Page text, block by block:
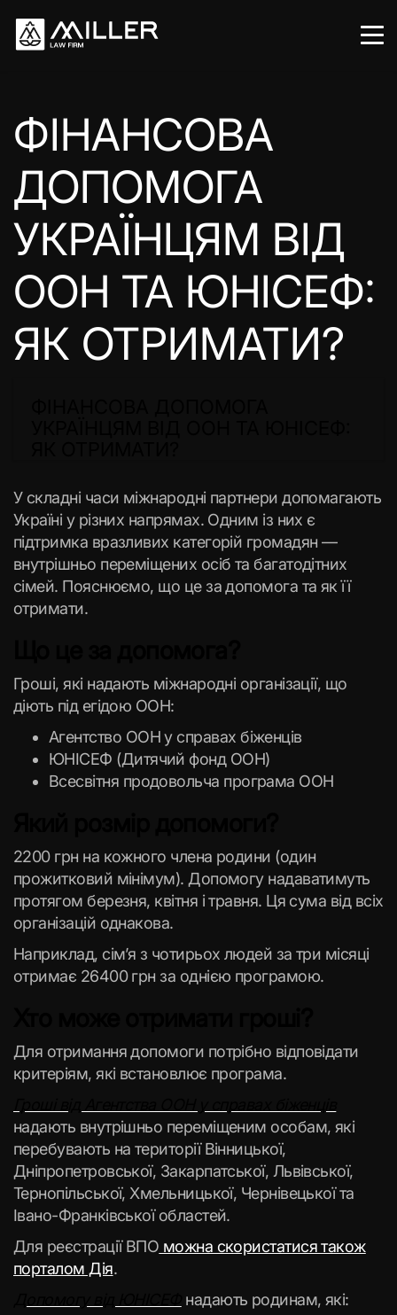
ФІНАНСОВА
ДОПОМОГА
УКРАЇНЦЯМ ВІД
ООН ТА ЮНІСЕФ:
ЯК ОТРИМАТИ?
У складні часи міжнародні партнери допомагають
Україні у різних напрямах. Одним із них є
підтримка вразливих категорій громадян —
внутрішньо переміщених осіб та багатодітних
сімей. Пояснюємо, що це за допомога та як її
отримати.
Гроші, які надають міжнародні організації, що
діють під егідою ООН:
Агентство ООН у справах біженців
ЮНІСЕФ (Дитячий фонд ООН)
Всесвітня продовольча програма ООН
2200 грн на кожного члена родини (один
прожитковий мінімум). Допомогу надаватимуть
протягом березня, квітня і травня. Ця сума від всіх
організацій однакова.
Наприклад, сім’я з чотирьох людей за три місяці
отримає 26400 грн за однією програмою.
Для отримання допомоги потрібно відповідати
критеріям, які встановлює програма.
надають внутрішньо переміщеним особам, які
перебувають на території Вінницької,
Дніпропетровської, Закарпатської, Львівської,
Тернопільської, Хмельницької, Чернівецької та
Івано-Франківської областей.
Для реєстрації ВПО можна скористатися також
порталом Дія.
надають родинам, які: